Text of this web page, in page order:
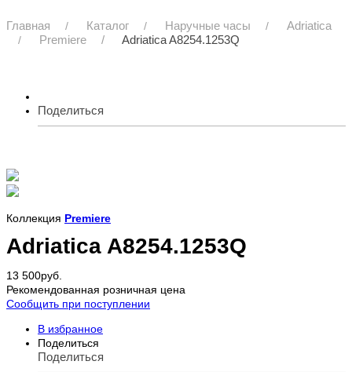
Главная Каталог Наручные часы
Adriatica
Premiere
Adriatica A8254.1253Q
Поделиться
Коллекция Premiere
Adriatica A8254.1253Q
13 500руб.
Рекомендованная розничная цена
Сообщить при поступлении
В избранное
Поделиться
Поделиться